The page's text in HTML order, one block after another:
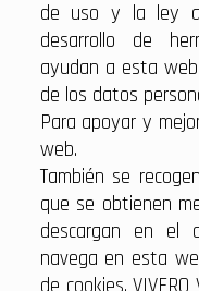
de uso y la ley
desarrollo de
ayudan a esta
de los datos
Para apoyar y
web.
También se
que se obtienen
descargan en el
navega en esta